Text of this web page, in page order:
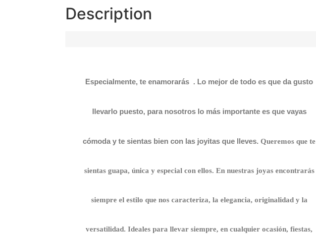
Description
Especialmente, te enamorarás . Lo mejor de todo es que da gusto
llevarlo puesto, para nosotros lo más importante es que vayas
cómoda y te sientas bien con las joyitas que lleves. Queremos que te
sientas guapa, única y especial con ellos. En nuestras joyas encontrarás
siempre el estilo que nos caracteriza, la elegancia, originalidad y la
versatilidad. Ideales para llevar siempre, en cualquier ocasión, fiestas,